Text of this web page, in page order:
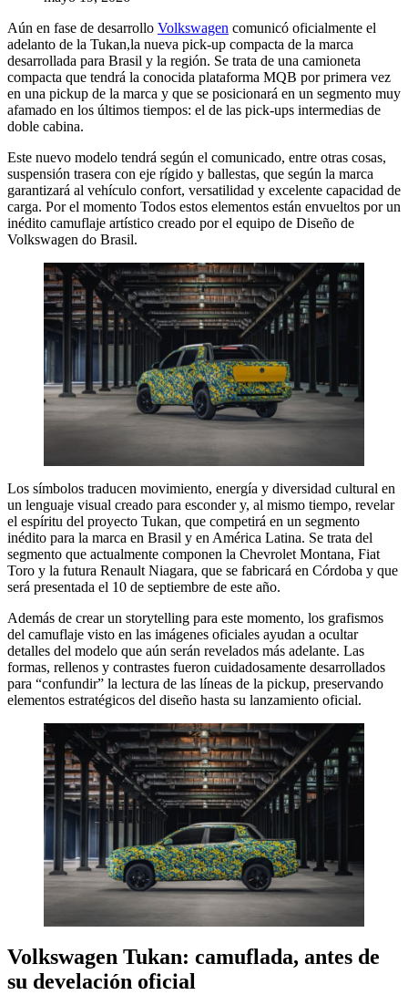
Aún en fase de desarrollo Volkswagen comunicó oficialmente el
adelanto de la Tukan,la nueva pick-up compacta de la marca
desarrollada para Brasil y la región. Se trata de una camioneta
compacta que tendrá la conocida plataforma MQB por primera vez
en una pickup de la marca y que se posicionará en un segmento muy
afamado en los últimos tiempos: el de las pick-ups intermedias de
doble cabina.
Este nuevo modelo tendrá según el comunicado, entre otras cosas,
suspensión trasera con eje rígido y ballestas, que según la marca
garantizará al vehículo confort, versatilidad y excelente capacidad de
carga. Por el momento Todos estos elementos están envueltos por un
inédito camuflaje artístico creado por el equipo de Diseño de
Volkswagen do Brasil.
Los símbolos traducen movimiento, energía y diversidad cultural en
un lenguaje visual creado para esconder y, al mismo tiempo, revelar
el espíritu del proyecto Tukan, que competirá en un segmento
inédito para la marca en Brasil y en América Latina. Se trata del
segmento que actualmente componen la Chevrolet Montana, Fiat
Toro y la futura Renault Niagara, que se fabricará en Córdoba y que
será presentada el 10 de septiembre de este año.
Además de crear un storytelling para este momento, los grafismos
del camuflaje visto en las imágenes oficiales ayudan a ocultar
detalles del modelo que aún serán revelados más adelante. Las
formas, rellenos y contrastes fueron cuidadosamente desarrollados
para “confundir” la lectura de las líneas de la pickup, preservando
elementos estratégicos del diseño hasta su lanzamiento oficial.
Volkswagen Tukan: camuflada, antes de
su develación oficial